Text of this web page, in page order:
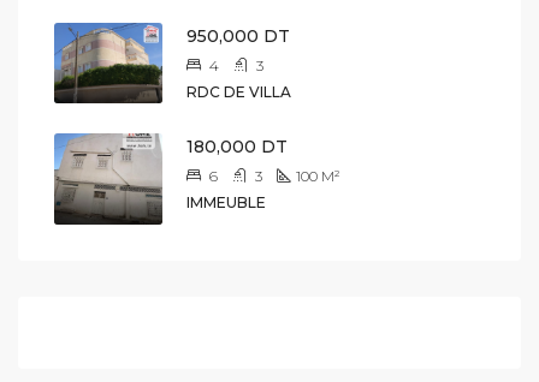
950,000 DT
4
3
RDC DE VILLA
180,000 DT
6 3 100 M²
IMMEUBLE